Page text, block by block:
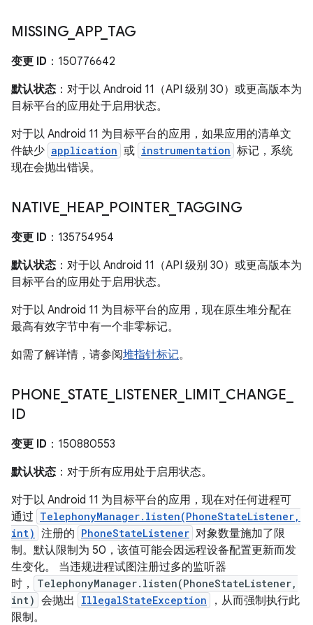
MISSING_ APP_ TAG
变更 ID ：150776642
默认状态 ：对于以 Android 11（API 级别 30）或更高版本为
目标平台的应用处于启用状态。
对于以 Android 11 为目标平台的应用，如果应用的清单文
件缺少 application 或 instrumentation 标记，系统
现在会抛出错误。
NATIVE HEAP_ POINTER_ TAGGING
变更 ID ：135754954
默认状态 ：对于以 Android 11（API 级别 30）或更高版本为
目标平台的应用处于启用状态。
对于以 Android 11 为目标平台的应用，现在原生堆分配在
最高有效字节中有一个非零标记。
如需了解详情，请参阅堆指针标记。
PHONE STATE LISTENER LIMIT_ CHANGE
ID
变更 ID ：150880553
默认状态 ：对于所有应用处于启用状态。
对于以 Android 11 为目标平台的应用，现在对任何进程可
通过 TelephonyManager.listen(PhoneStateListener,
int) 注册的 PhoneStateListener 对象数量施加了限
制。默认限制为 50，该值可能会因远程设备配置更新而发
生变化。 当违规进程试图注册过多的监听器
时，
TelephonyManager.listen(PhoneStateListener,
int) 会抛出 IllegalStateException
，从而强制执行此
限制。